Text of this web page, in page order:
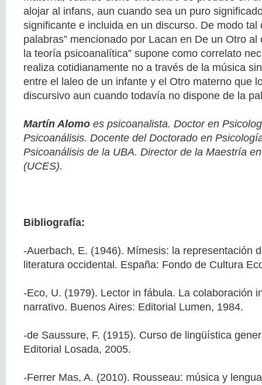
alojar al infans, aun cuando sea un puro
significante e incluida en un discurso. De modo tal
palabras” mencionado por Lacan en De un Otro al
la teoría psicoanalítica” supone como correlato
realiza cotidianamente no a través de la música
entre el laleo de un infante y el Otro materno que
discursivo aun cuando todavía no dispone de la
Martín Alomo es psicoanalista. Doctor en
Psicoanálisis. Docente del Doctorado en
Psicoanálisis de la UBA. Director de la Maestría
(UCES).
Bibliografía:
-Auerbach, E. (1946). Mímesis: la representación
literatura occidental. España: Fondo de Cultura
-Eco, U. (1979). Lector in fábula. La colaboración
narrativo. Buenos Aires: Editorial Lumen, 1984.
-de Saussure, F. (1915). Curso de lingüística
Editorial Losada, 2005.
-Ferrer Mas, A. (2010). Rousseau: música y